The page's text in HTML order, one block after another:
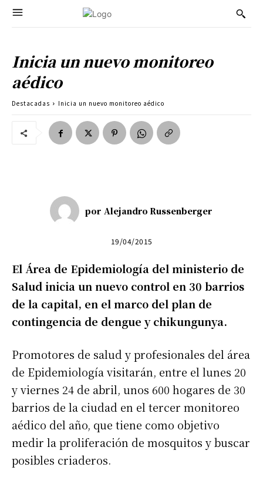
Inicia un nuevo monitoreo
aédico
Destacadas Inicia un nuevo monitoreo aédico
por Alejandro Russenberger
19/04/2015
El Área de Epidemiología del ministerio de
Salud inicia un nuevo control en 30 barrios
de la capital, en el marco del plan de
contingencia de dengue y chikungunya.
Promotores de salud y profesionales del área
de Epidemiología visitarán, entre el lunes 20
y viernes 24 de abril, unos 600 hogares de 30
barrios de la ciudad en el tercer monitoreo
aédico del año, que tiene como objetivo
medir la proliferación de mosquitos y buscar
posibles criaderos.